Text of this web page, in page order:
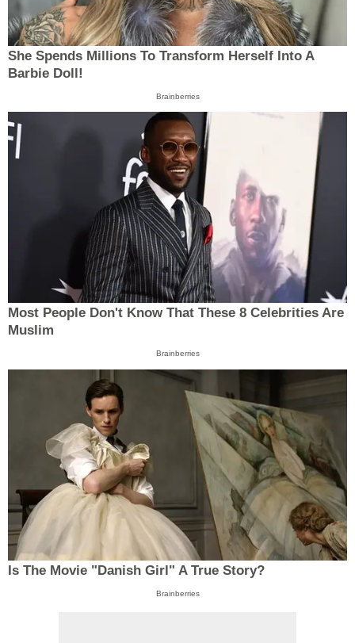
She Spends Millions To Transform Herself Into A
Barbie Doll!
Brainberries
Most People Don't Know That These 8 Celebrities Are
Muslim
Brainberries
Is The Movie "Danish Girl" A True Story?
Brainberries